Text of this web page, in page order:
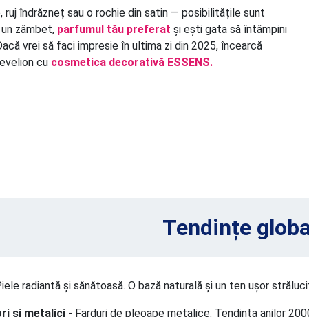
ruj îndrăzneț sau o rochie din satin — posibilitățile sunt
zâmbet, parfumul tău preferat și ești gata să întâmpini
vrei să faci impresie în ultima zi din 2025, încearcă
cu cosmetica decorativă ESSENS.
Tendințe
radiantă și sănătoasă. O bază naturală și un ten ușor
și metalici - Farduri de pleoape metalice. Tendința anilor